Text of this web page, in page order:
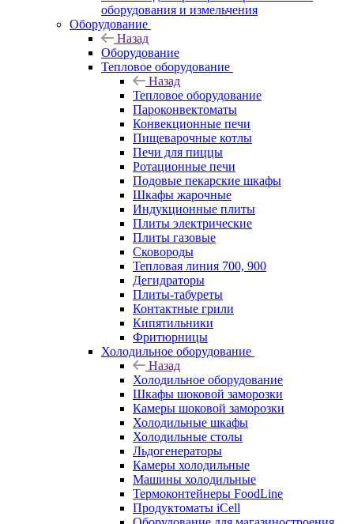
оборудования и измельчения
Оборудование
Назад
Оборудование
Тепловое оборудование
Назад
Тепловое оборудование
Пароконвектоматы
Конвекционные печи
Пищеварочные котлы
Печи для пиццы
Ротационные печи
Подовые пекарские шкафы
Шкафы жарочные
Индукционные плиты
Плиты электрические
Плиты газовые
Сковороды
Тепловая линия 700, 900
Дегидраторы
Плиты-табуреты
Контактные грили
Кипятильники
Фритюрницы
Холодильное оборудование
Назад
Холодильное оборудование
Шкафы шоковой заморозки
Камеры шоковой заморозки
Холодильные шкафы
Холодильные столы
Льдогенераторы
Камеры холодильные
Машины холодильные
Термоконтейнеры FoodLine
Продуктоматы iCell